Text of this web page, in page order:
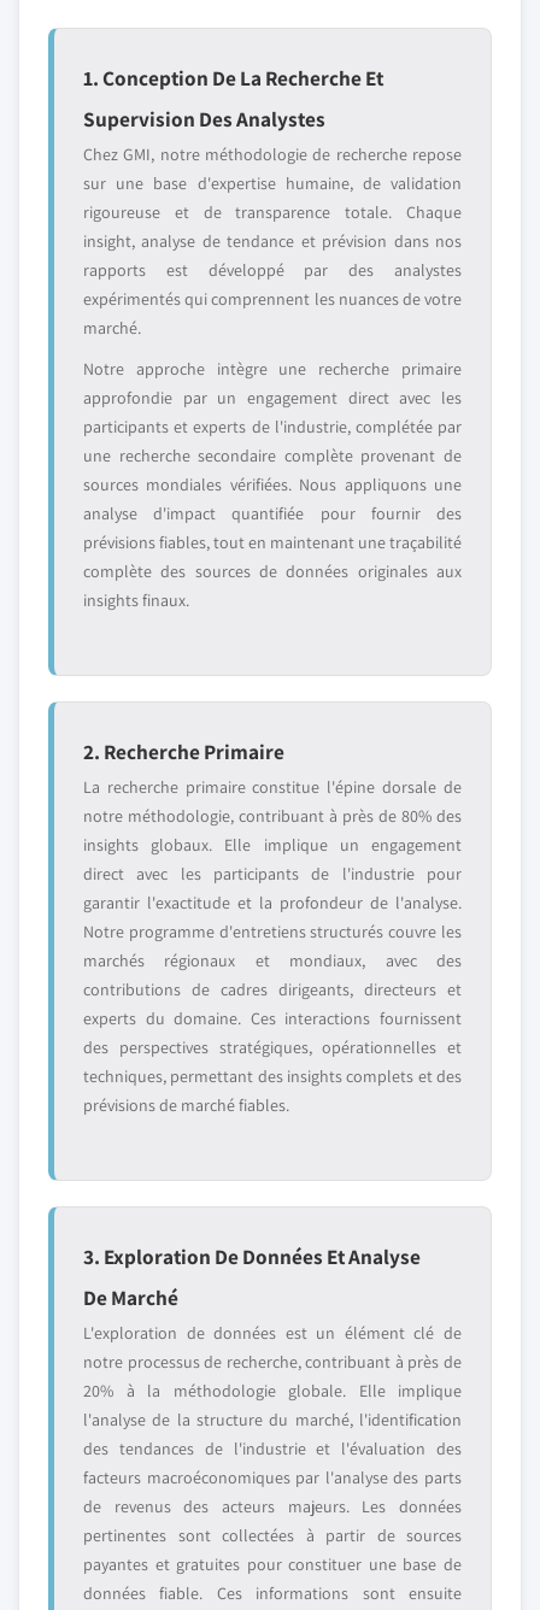
1. Conception De La Recherche Et
Supervision Des Analystes
Chez GMI, notre méthodologie de recherche repose
sur une base d'expertise humaine, de validation
rigoureuse et de transparence totale. Chaque
insight, analyse de tendance et prévision dans nos
rapports est développé par des analystes
expérimentés qui comprennent les nuances de votre
marché.
Notre approche intègre une recherche primaire
approfondie par un engagement direct avec les
participants et experts de l'industrie, complétée par
une recherche secondaire complète provenant de
sources mondiales vérifiées. Nous appliquons une
analyse d'impact quantifiée pour fournir des
prévisions fiables, tout en maintenant une traçabilité
complète des sources de données originales aux
insights finaux.
2. Recherche Primaire
La recherche primaire constitue l'épine dorsale de
notre méthodologie, contribuant à près de 80% des
insights globaux. Elle implique un engagement
direct avec les participants de l'industrie pour
garantir l'exactitude et la profondeur de l'analyse.
Notre programme d'entretiens structurés couvre les
marchés régionaux et mondiaux, avec des
contributions de cadres dirigeants, directeurs et
experts du domaine. Ces interactions fournissent
des perspectives stratégiques, opérationnelles et
techniques, permettant des insights complets et des
prévisions de marché fiables.
3. Exploration De Données Et Analyse
De Marché
L'exploration de données est un élément clé de
notre processus de recherche, contribuant à près de
20% à la méthodologie globale. Elle implique
l'analyse de la structure du marché, l'identification
des tendances de l'industrie et l'évaluation des
facteurs macroéconomiques par l'analyse des parts
de revenus des acteurs majeurs. Les données
pertinentes sont collectées à partir de sources
payantes et gratuites pour constituer une base de
données fiable. Ces informations sont ensuite